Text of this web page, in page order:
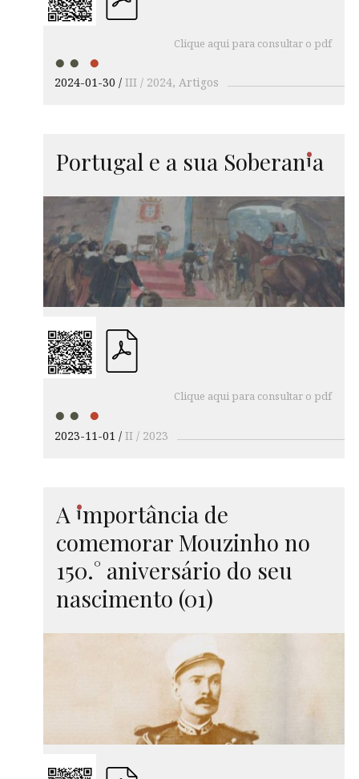
Clique aqui para consultar o pdf
2024-01-30 III / 2024 Artigos
Portugal e a sua Soberania
Clique aqui para consultar o pdf
2023-11-01 II / 2023
A importância de
comemorar Mouzinho no
150.° aniversário do seu
nascimento (01)